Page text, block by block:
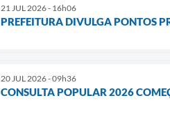
21 JUL 2026 - 16h06
PREFEITURA DIVULGA PONTOS
20 JUL 2026 - 09h36
CONSULTA POPULAR 2026